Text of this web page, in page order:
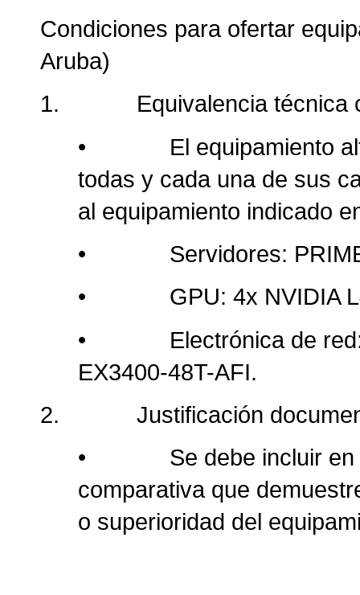
Condiciones para ofertar
Aruba)
1. Equivalencia técnica
• El equipamiento
todas y cada una de sus
al equipamiento indicado
• Servidores:
• GPU: 4x NVIDIA
• Electrónica de red:
EX3400-48T-AFI.
2. Justificación
• Se debe incluir en la
comparativa que
o superioridad del